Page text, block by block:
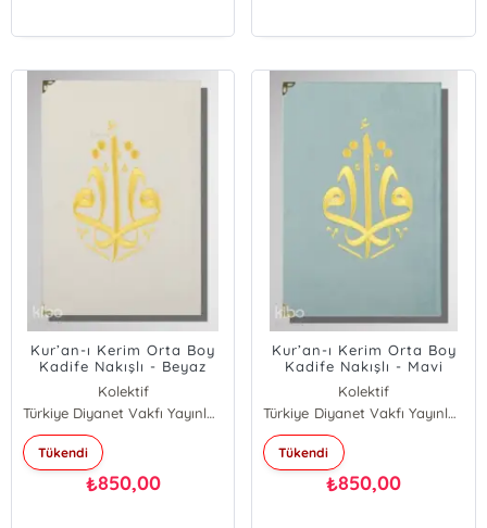
Kur’an-ı Kerim Orta Boy
Kadife Nakışlı - Beyaz
Kolektif
Türkiye Diyanet Vakfı Yayınları
Tükendi
₺850,00
Kur’an-ı Kerim Orta Boy
Kadife Nakışlı - Mavi
Kolektif
Türkiye Diyanet Vakfı Yayınları
Tükendi
₺850,00